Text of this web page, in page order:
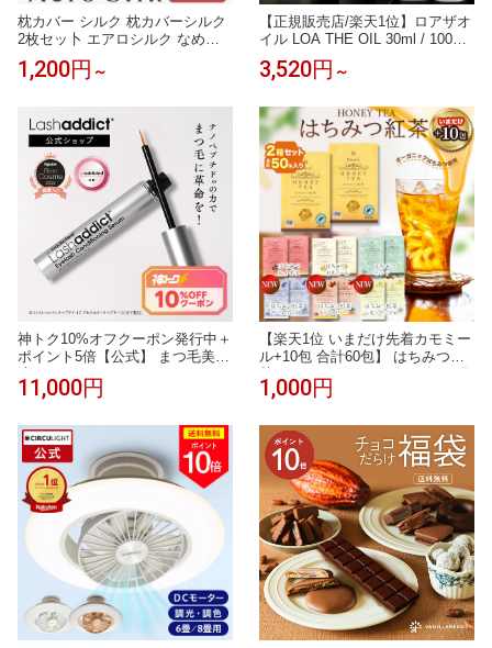
枕カバー シルク 枕カバーシルク
2枚セッ卜 エアロシルク なめら
かな肌触り 美容枕 枕 ピローケー
ス 冷感 ひんやり 洗濯機・乾燥機
の入口に、やさしさだけを 。
1,200円 ～
【正規販売店/楽天1位】ロアザオ
イル LOA THE OIL 30ml / 100ml
ブランシュ シトラスベール ジャ
スミンドレ ラテローズ ネロリス
ド ブルークレール ペアブランシ
ュ ノワール フレグランス ヘアオ
イル ロアオイル LOAオイル アウ
トバス 送料無料
3,520円 ～
神トク10%オフクーポン発行中＋
ポイント5倍【公式】 まつ毛美容
液 ラッシュアディクト アイラッ
シュ コンディショニング セラム
様リーフレット添付 まつ毛ケア
まつげ美容液 まつ毛パーマ Lash
addict 正規品 送料無料
11,000円
【楽天1位 いまだけ先着カモミー
ル+10包 合計60包】 はちみつ紅
茶 ハチミツティー 2箱 50包 25袋
入り2箱セット はちみつ紅茶 JB
バッグ セイロンファミリー スリ
ランカ リラックス カフェ 蜂蜜紅
茶 ノンカフェイン メール便 送料
無料
1,000円